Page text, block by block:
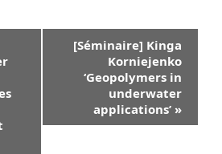
[Séminaire] Kinga
Korniejenko
‘Geopolymers in
underwater
applications’ »